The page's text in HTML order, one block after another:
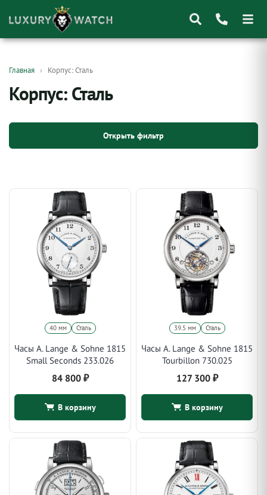
товаров
Главная Корпус: Сталь
Корпус: Сталь
Открыть фильтр
40 мм Сталь
Часы A. Lange & Sohne 1815
Small Seconds 233.026
84 800 ₽
В корзину
39.5 мм Сталь
Часы A. Lange & Sohne 1815
Tourbillon 730.025
127 300 ₽
В корзину